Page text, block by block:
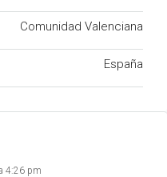
Comunidad Valenciana
España
4:26 pm